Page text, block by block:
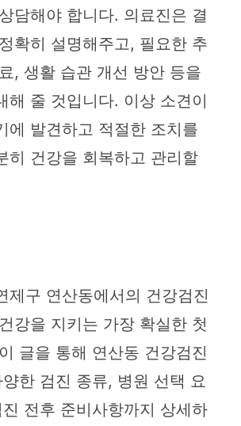
담해야 합니다. 의료진은 결
확히 설명해주고, 필요한 추
, 생활 습관 개선 방안 등을
해 줄 것입니다. 이상 소견이
에 발견하고 적절한 조치를
히 건강을 회복하고 관리할
제구 연산동에서의 건강검진
강을 지키는 가장 확실한 첫
글을 통해 연산동 건강검진
한 검진 종류, 병원 선택 요
전후 준비사항까지 상세하